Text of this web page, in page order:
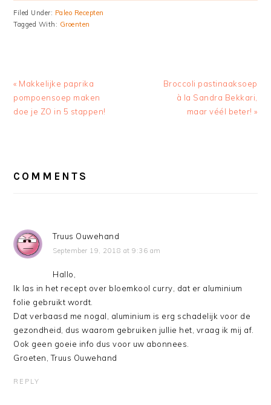
Filed Under: Paleo Recepten
Tagged With: Groenten
Previous
Post:
« Makkelijke paprika
pompoensoep maken
doe je ZO in 5 stappen!
Next
Post:
Broccoli pastinaaksoep
à la Sandra Bekkari,
maar véél beter! »
INTERACTIONS
COMMENTS
Truus Ouwehand
September 19, 2018 at 9:36 am
Hallo,
Ik las in het recept over bloemkool curry, dat er aluminium
folie gebruikt wordt.
Dat verbaasd me nogal, aluminium is erg schadelijk voor de
gezondheid, dus waarom gebruiken jullie het, vraag ik mij af.
Ook geen goeie info dus voor uw abonnees.
Groeten, Truus Ouwehand
REPLY